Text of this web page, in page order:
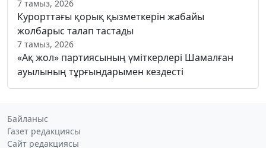
7 тамыз, 2026
Курорттағы қорық қызметкерін жабайы
жолбарыс талап тастады
7 тамыз, 2026
«Ақ жол» партиясының үміткерлері Шамалған
ауылының тұрғындарымен кездесті
Байланыс
Газет редакциясы
Сайт редакциясы